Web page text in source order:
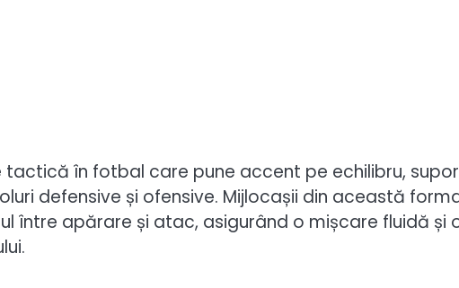
în fotbal care pune accent pe echilibru,
defensive și ofensive. Mijlocașii din această
între apărare și atac, asigurând o mișcare fluidă și